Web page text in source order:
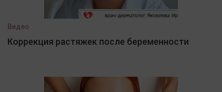
Видео
Коррекция растяжек после беременности